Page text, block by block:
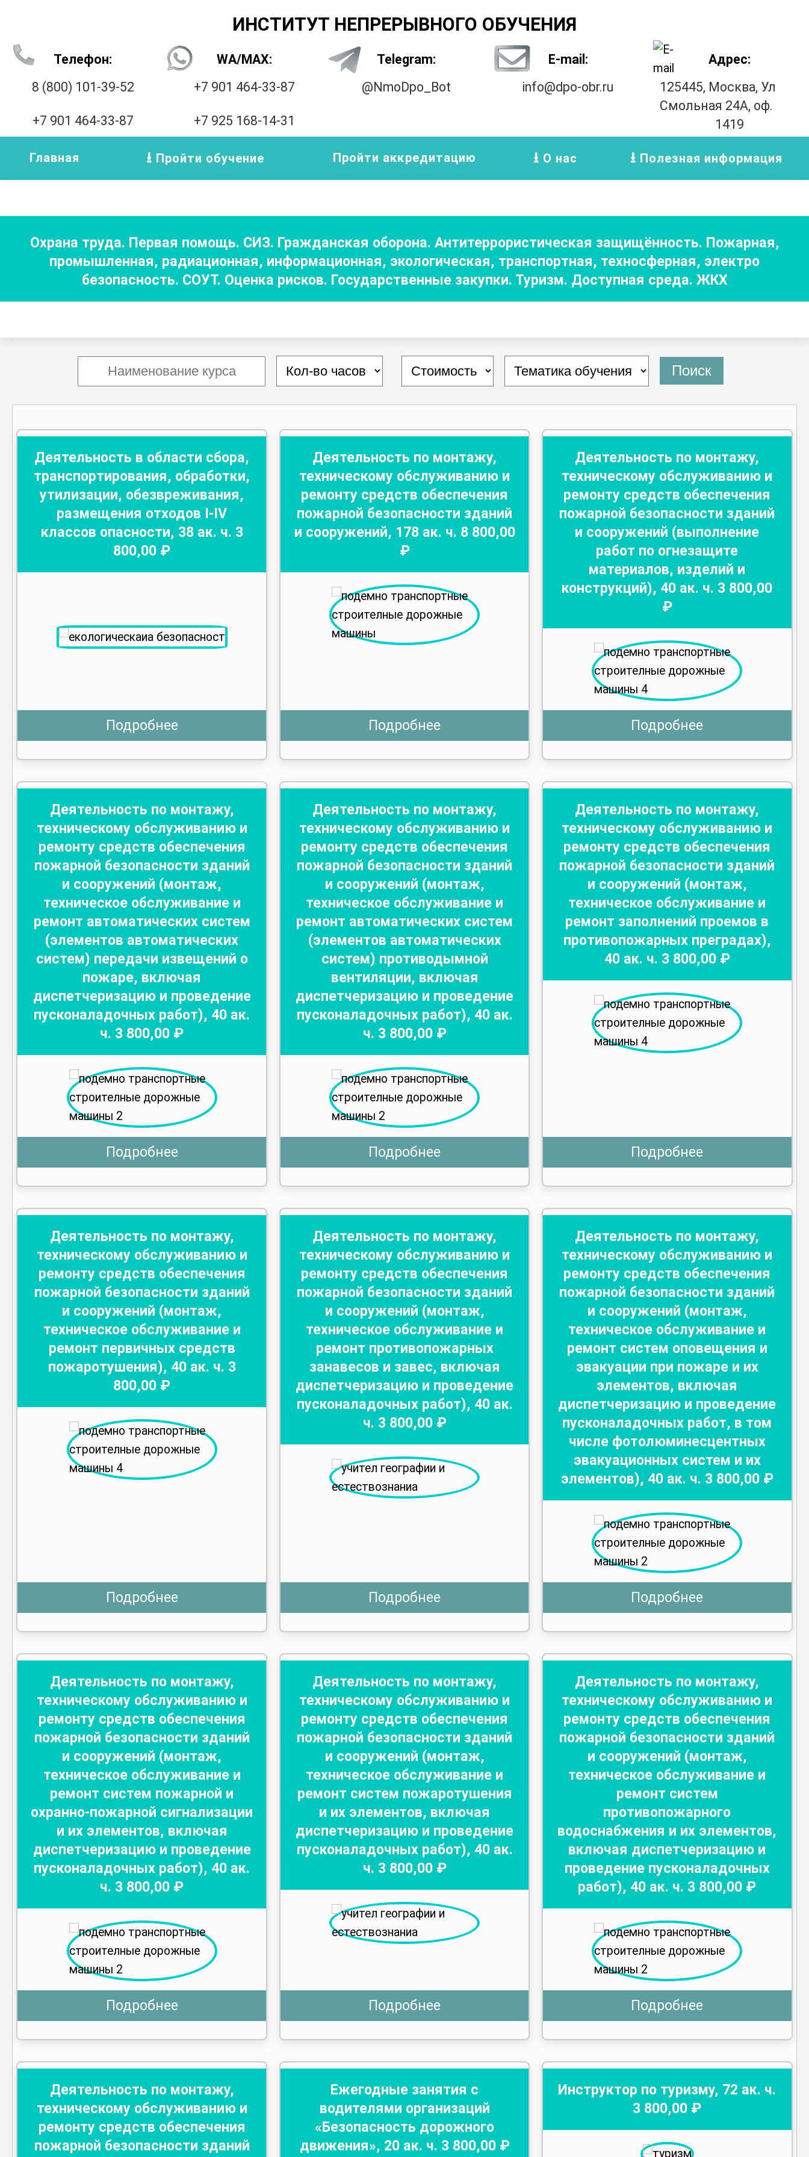
ИНСТИТУТ НЕПРЕРЫВНОГО ОБУЧЕНИЯ
Телефон:
8 (800) 101-39-52
+7 901 464-33-87
WA/MAX:
+7 901 464-33-87
+7 925 168-14-31
Telegram:
@NmoDpo_Bot
E-mail:
info@dpo-obr.ru
Адрес:
125445, Москва, Ул
Смольная 24А, оф.
1419
Главная Пройти обучение Пройти аккредитацию О нас Полезная информация
Охрана труда. Первая помощь. СИЗ. Гражданская оборона. Антитеррористическая защищённость. Пожарная,
промышленная, радиационная, информационная, экологическая, транспортная, техносферная, электро
безопасность. СОУТ. Оценка рисков. Государственные закупки. Туризм. Доступная среда. ЖКХ
Поиск
Деятельность в области сбора,
транспортирования, обработки,
утилизации, обезвреживания,
размещения отходов I-IV
классов опасности, 38ак. ч. 3
800,00 ₽
Подробнее
Деятельность по монтажу,
техническому обслуживанию и
ремонту средств обеспечения
пожарной безопасности зданий
и сооружений, 178ак. ч. 8 800,00
₽
Подробнее
Деятельность по монтажу,
техническому обслуживанию и
ремонту средств обеспечения
пожарной безопасности зданий
и сооружений (выполнение
работ по огнезащите
материалов, изделий и
конструкций), 40 ак. ч. 3 800,00
₽
Подробнее
Деятельность по монтажу,
техническому обслуживанию и
ремонту средств обеспечения
пожарной безопасности зданий
и сооружений (монтаж,
техническое обслуживание и
ремонт автоматических систем
(элементов автоматических
систем) передачи извещений о
пожаре, включая
диспетчеризацию и проведение
пусконаладочных работ), 40 ак.
ч. 3 800,00 ₽
Подробнее
Деятельность по монтажу,
техническому обслуживанию и
ремонту средств обеспечения
пожарной безопасности зданий
и сооружений (монтаж,
техническое обслуживание и
ремонт автоматических систем
(элементов автоматических
систем) противодымной
вентиляции, включая
диспетчеризацию и проведение
пусконаладочных работ), 40ак.
ч. 3 800,00 ₽
Подробнее
Деятельность по монтажу,
техническому обслуживанию и
ремонту средств обеспечения
пожарной безопасности зданий
и сооружений (монтаж,
техническое обслуживание и
ремонт заполнений проемов в
противопожарных преградах),
40ак. ч. 3 800,00 ₽
Подробнее
Деятельность по монтажу,
техническому обслуживанию и
ремонту средств обеспечения
пожарной безопасности зданий
и сооружений (монтаж,
техническое обслуживание и
ремонт первичных средств
пожаротушения), 40ак. ч. 3
800,00 ₽
Подробнее
Деятельность по монтажу,
техническому обслуживанию и
ремонту средств обеспечения
пожарной безопасности зданий
и сооружений (монтаж,
техническое обслуживание и
ремонт противопожарных
занавесов и завес, включая
диспетчеризацию и проведение
пусконаладочных работ), 40ак.
ч. 3 800,00 ₽
Подробнее
Деятельность по монтажу,
техническому обслуживанию и
ремонту средств обеспечения
пожарной безопасности зданий
и сооружений (монтаж,
техническое обслуживание и
ремонт систем оповещения и
эвакуации при пожаре и их
элементов, включая
диспетчеризацию и проведение
пусконаладочных работ, в том
числе фотолюминесцентных
эвакуационных систем и их
элементов), 40ак. ч. 3 800,00 ₽
Подробнее
Деятельность по монтажу,
техническому обслуживанию и
ремонту средств обеспечения
пожарной безопасности зданий
и сооружений (монтаж,
техническое обслуживание и
ремонт систем пожарной и
охранно-пожарной сигнализации
и их элементов, включая
диспетчеризацию и проведение
пусконаладочных работ), 40 ак.
ч. 3 800,00 ₽
Подробнее
Деятельность по монтажу,
техническому обслуживанию и
ремонту средств обеспечения
пожарной безопасности зданий
и сооружений (монтаж,
техническое обслуживание и
ремонт систем пожаротушения
и их элементов, включая
диспетчеризацию и проведение
пусконаладочных работ), 40ак.
ч. 3 800,00 ₽
Подробнее
Деятельность по монтажу,
техническому обслуживанию и
ремонту средств обеспечения
пожарной безопасности зданий
и сооружений (монтаж,
техническое обслуживание и
ремонт систем
противопожарного
водоснабжения и их элементов,
включая диспетчеризацию и
проведение пусконаладочных
работ), 40 ак. ч. 3 800,00 ₽
Подробнее
Деятельность по монтажу,
техническому обслуживанию и
ремонту средств обеспечения
пожарной безопасности зданий
Ежегодные занятия с
водителями организаций
«Безопасность дорожного
движения», 20ак. ч. 3 800,00 ₽
Инструктор по туризму, 72 ак. ч.
3 800,00 ₽